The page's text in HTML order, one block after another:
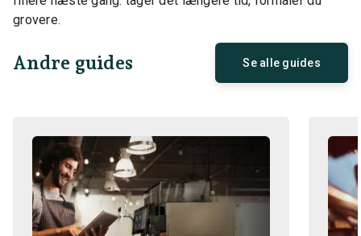
grovere.
Andre guides Se alle guides